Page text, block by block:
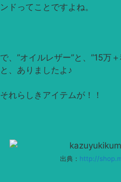
ンドってことですよね。
で、”オイルレザー”と、”15万
と、ありましたよ♪
それらしきアイテムが！！
出典： http://